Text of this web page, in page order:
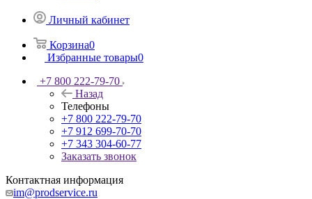
Личный кабинет
Корзина0
Избранные товары0
+7 800 222-79-70
Назад
Телефоны
+7 800 222-79-70
+7 912 699-70-70
+7 343 304-60-77
Заказать звонок
Контактная информация
im@prodservice.ru